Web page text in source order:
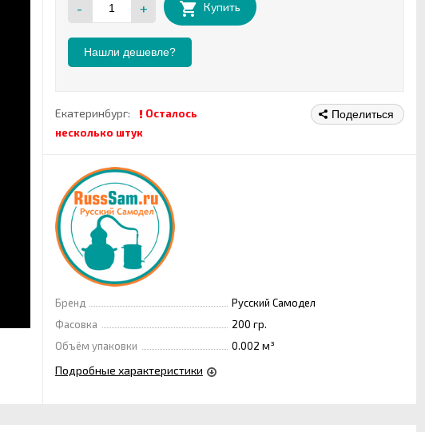
- + Купить
Нашли дешевле?
Екатеринбург:
Осталось
несколько штук
Поделиться
Бренд
Русский Самодел
Фасовка
200 гр.
Объём упаковки
0.002 м³
Подробные характеристики